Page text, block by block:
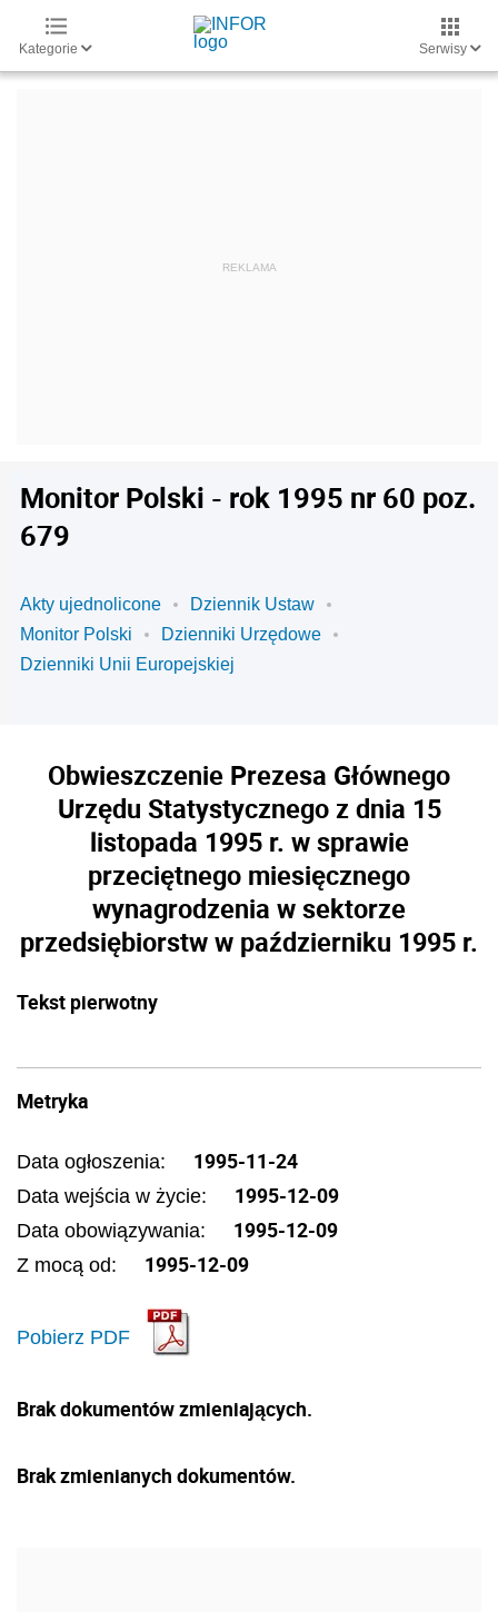
Kategorie Serwisy
Monitor Polski - rok 1995 nr 60 poz.
679
Akty ujednolicone
Dziennik Ustaw
Monitor Polski
Dzienniki Urzędowe
Dzienniki Unii Europejskiej
Obwieszczenie Prezesa Głównego
Urzędu Statystycznego z dnia 15
listopada 1995 r. w sprawie
przeciętnego miesięcznego
wynagrodzenia w sektorze
przedsiębiorstw w październiku 1995 r.
Tekst pierwotny
Metryka
Data ogłoszenia: 1995-11-24
Data wejścia w życie: 1995-12-09
Data obowiązywania: 1995-12-09
Z mocą od: 1995-12-09
Pobierz PDF
Brak dokumentów zmieniających.
Brak zmienianych dokumentów.